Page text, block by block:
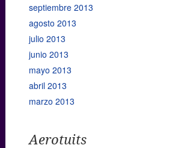
septiembre 2013
agosto 2013
julio 2013
junio 2013
mayo 2013
abril 2013
marzo 2013
Aerotuits